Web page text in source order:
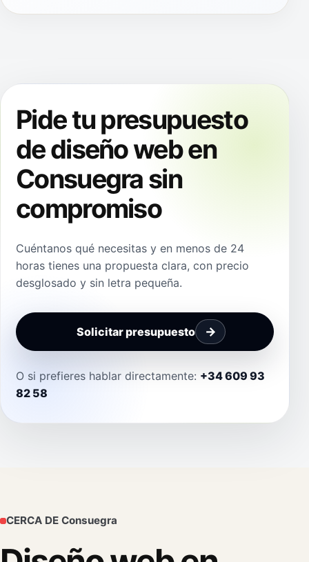
Pide tu presupuesto
de diseño web en
Consuegra sin
compromiso
Cuéntanos qué necesitas y en menos de 24
horas tienes una propuesta clara, con precio
desglosado y sin letra pequeña.
Solicitar presupuesto
O si prefieres hablar directamente: +34 609 93
82 58
CERCA DE Consuegra